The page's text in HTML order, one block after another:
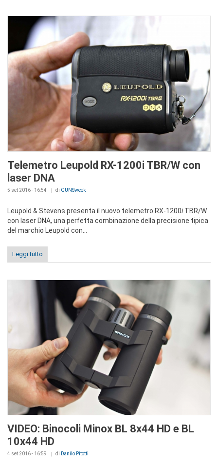
Telemetro Leupold RX-1200i TBR/W con
laser DNA
5 set 2016 - 16:54 di GUNSweek
Leupold & Stevens presenta il nuovo telemetro RX-1200iTBR/W
con laser DNA, una perfetta combinazione della precisione tipica
del marchio Leupold con...
Leggi tutto
VIDEO: Binocoli Minox BL 8x44 HD e BL
10x44 HD
4 set 2016 - 16:59 di Danilo Pitotti